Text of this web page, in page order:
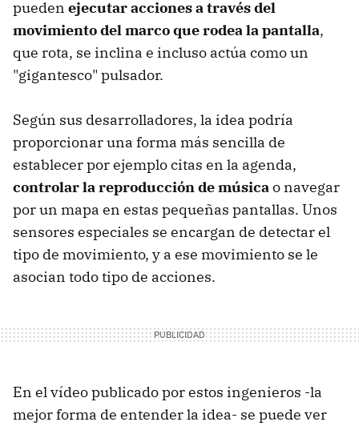
pueden ejecutar acciones a través del
movimiento del marco que rodea la pantalla,
que rota, se inclina e incluso actúa como un
"gigantesco" pulsador.
Según sus desarrolladores, la idea podría
proporcionar una forma más sencilla de
establecer por ejemplo citas en la agenda,
controlar la reproducción de músicao navegar
por un mapa en estas pequeñas pantallas. Unos
sensores especiales se encargan de detectar el
tipo de movimiento, y a ese movimiento se le
asocian todo tipo de acciones.
En el vídeo publicado por estos ingenieros -la
mejor forma de entender la idea- se puede ver